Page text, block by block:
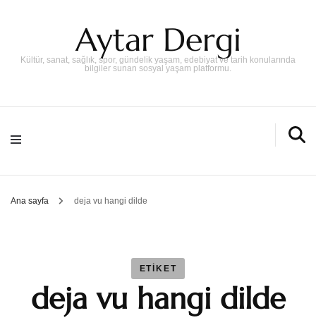
Aytar Dergi
Kültür, sanat, sağlık, spor, gündelik yaşam, edebiyat ve tarih konularında
bilgiler sunan sosyal yaşam platformu.
Ana sayfa deja vu hangi dilde
ETIKET
deja vu hangi dilde